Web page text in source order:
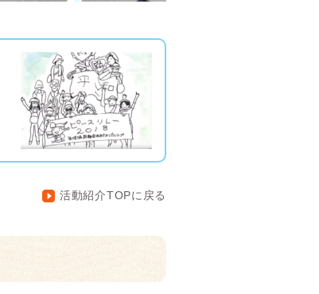
活動紹介TOPに戻る